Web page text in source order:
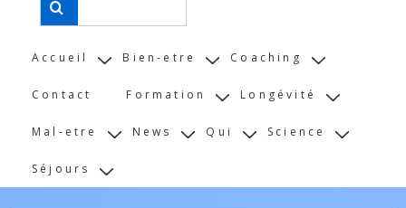
Main
Accueil Bien-etre Coaching
Contact Formation Longévité
Mal-etre News Qui Science
Séjours